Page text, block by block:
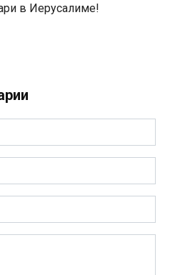
в Иерусалиме!